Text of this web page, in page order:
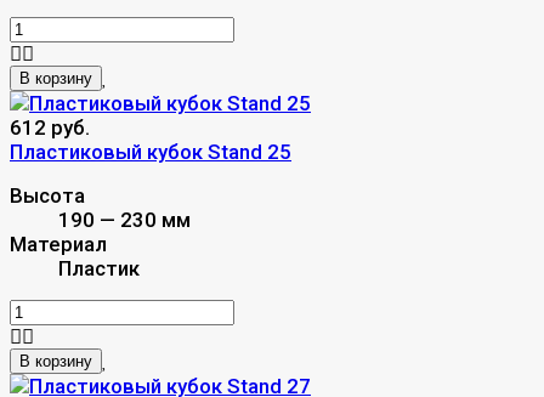
В корзину
612 руб.
Пластиковый кубок Stand 25
Высота
190 — 230 мм
Материал
Пластик
В корзину